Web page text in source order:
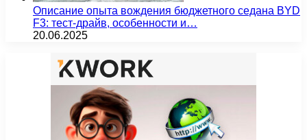
Описание опыта вождения бюджетного седана BYD
F3: тест-драйв, особенности и…
20.06.2025